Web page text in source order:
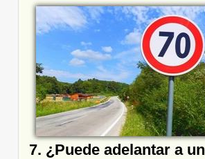
7. ¿Puede adelantar a